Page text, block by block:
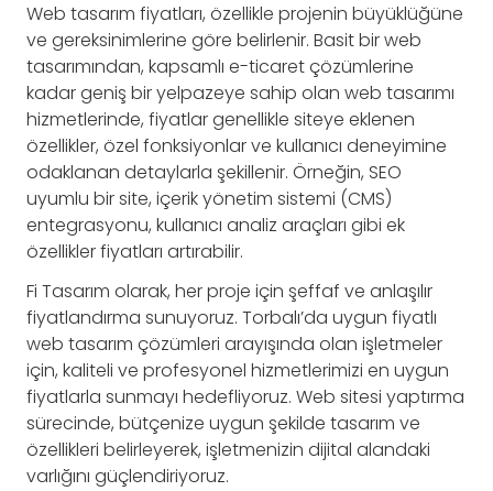
Web tasarım fiyatları, özellikle projenin büyüklüğüne
ve gereksinimlerine göre belirlenir. Basit bir web
tasarımından, kapsamlı e-ticaret çözümlerine
kadar geniş bir yelpazeye sahip olan web tasarımı
hizmetlerinde, fiyatlar genellikle siteye eklenen
özellikler, özel fonksiyonlar ve kullanıcı deneyimine
odaklanan detaylarla şekillenir. Örneğin, SEO
uyumlu bir site, içerik yönetim sistemi (CMS)
entegrasyonu, kullanıcı analiz araçları gibi ek
özellikler fiyatları artırabilir.
Fi Tasarım olarak, her proje için şeffaf ve anlaşılır
fiyatlandırma sunuyoruz. Torbalı’da uygun fiyatlı
web tasarım çözümleri arayışında olan işletmeler
için, kaliteli ve profesyonel hizmetlerimizi en uygun
fiyatlarla sunmayı hedefliyoruz. Web sitesi yaptırma
sürecinde, bütçenize uygun şekilde tasarım ve
özellikleri belirleyerek, işletmenizin dijital alandaki
varlığını güçlendiriyoruz.